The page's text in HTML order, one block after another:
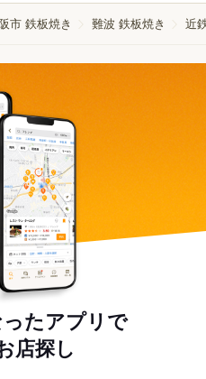
市 鉄板焼き 難波 鉄板焼き 近
たアプリで
店探し